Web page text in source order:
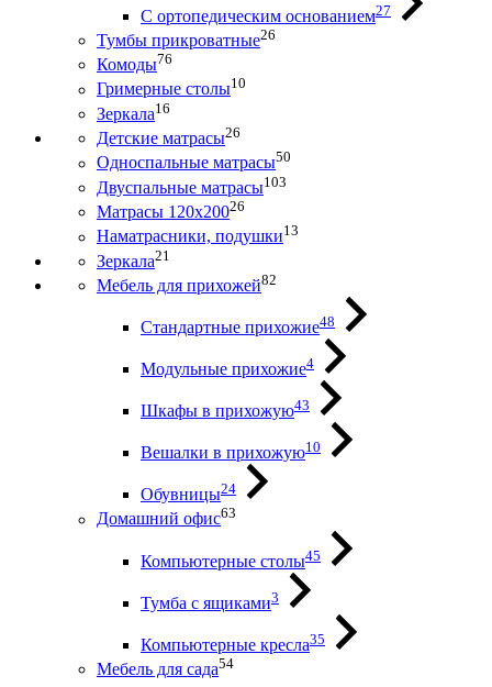
С ортопедическим основанием27
Тумбы прикроватные26
Комоды76
Гримерные столы10
Зеркала16
Детские матрасы26
Односпальные матрасы50
Двуспальные матрасы103
Матрасы 120х20026
Наматрасники, подушки13
Зеркала21
Мебель для прихожей82
Стандартные прихожие48
Модульные прихожие4
Шкафы в прихожую43
Вешалки в прихожую10
Обувницы24
Домашний офис63
Компьютерные столы45
Тумба с ящиками3
Компьютерные кресла35
Мебель для сада54